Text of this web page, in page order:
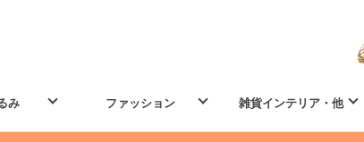
み ファッション 雑貨インテリア・他